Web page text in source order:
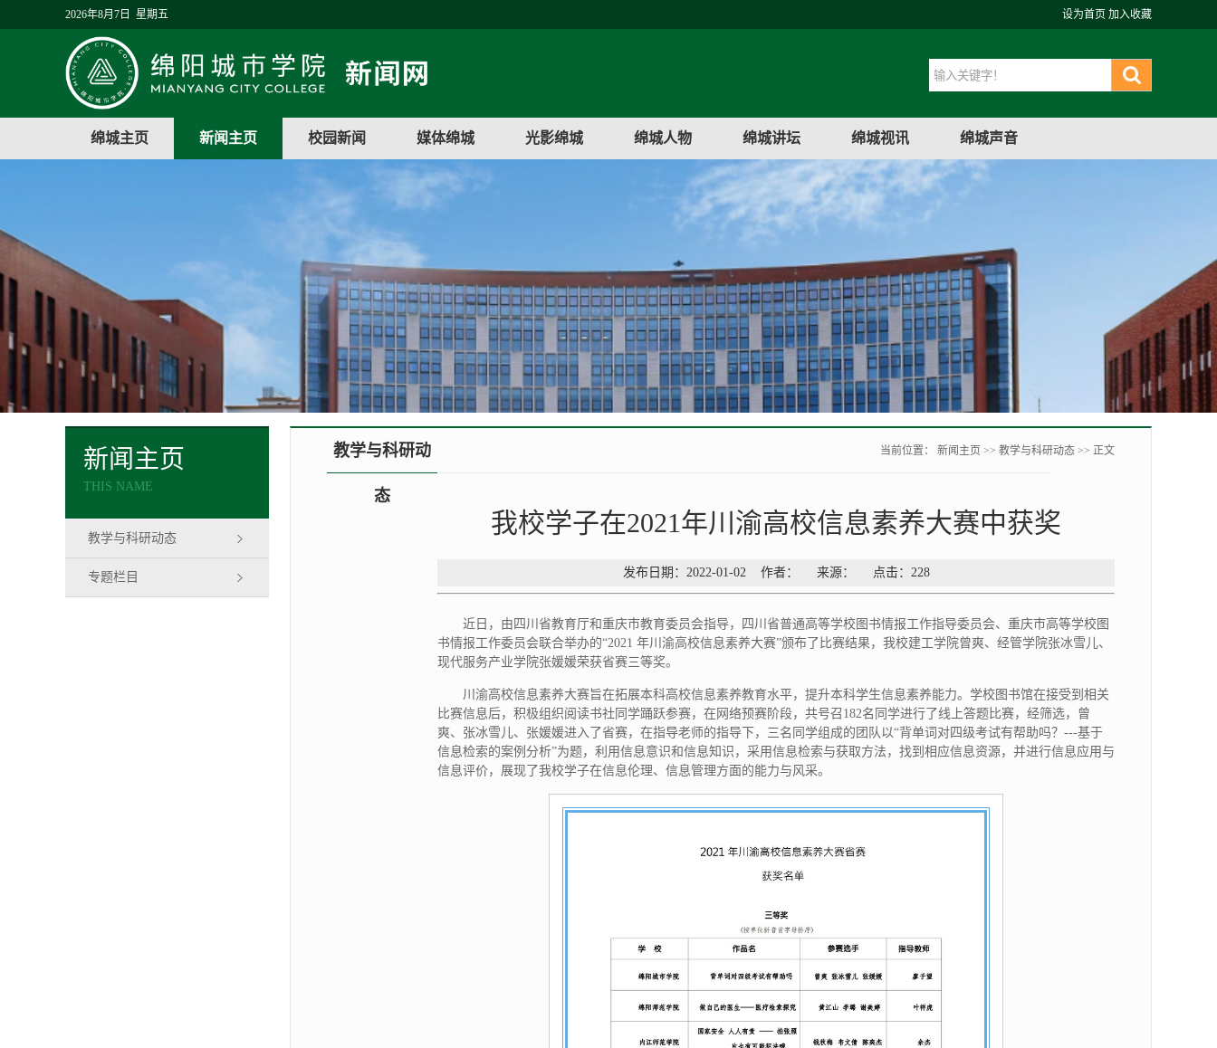
2026年8月7日 星期五 设为首页 加入收藏
绵城主页 新闻主页 校园新闻 媒体绵城 光影绵城 绵城人物 绵城讲坛 绵城视讯 绵城声音
新闻主页
THIS NAME
教学与科研动态
专题栏目
教学与科研动
态
当前位置： 新闻主页 >> 教学与科研动态 >> 正文
我校学子在2021年川渝高校信息素养大赛中获奖
发布日期：2022-01-02 作者： 来源： 点击： 228
近日，由四川省教育厅和重庆市教育委员会指导，四川省普通高等学校图书情报工作指导委员会、重庆市高等学校图
书情报工作委员会联合举办的“2021 年川渝高校信息素养大赛”颁布了比赛结果，我校建工学院曾爽、经管学院张冰雪儿、
现代服务产业学院张媛媛荣获省赛三等奖。
川渝高校信息素养大赛旨在拓展本科高校信息素养教育水平，提升本科学生信息素养能力。学校图书馆在接受到相关
比赛信息后，积极组织阅读书社同学踊跃参赛，在网络预赛阶段，共号召182名同学进行了线上答题比赛，经筛选，曾
爽、张冰雪儿、张媛媛进入了省赛，在指导老师的指导下，三名同学组成的团队以“背单词对四级考试有帮助吗？---基于
信息检索的案例分析”为题，利用信息意识和信息知识，采用信息检索与获取方法，找到相应信息资源，并进行信息应用与
信息评价，展现了我校学子在信息伦理、信息管理方面的能力与风采。